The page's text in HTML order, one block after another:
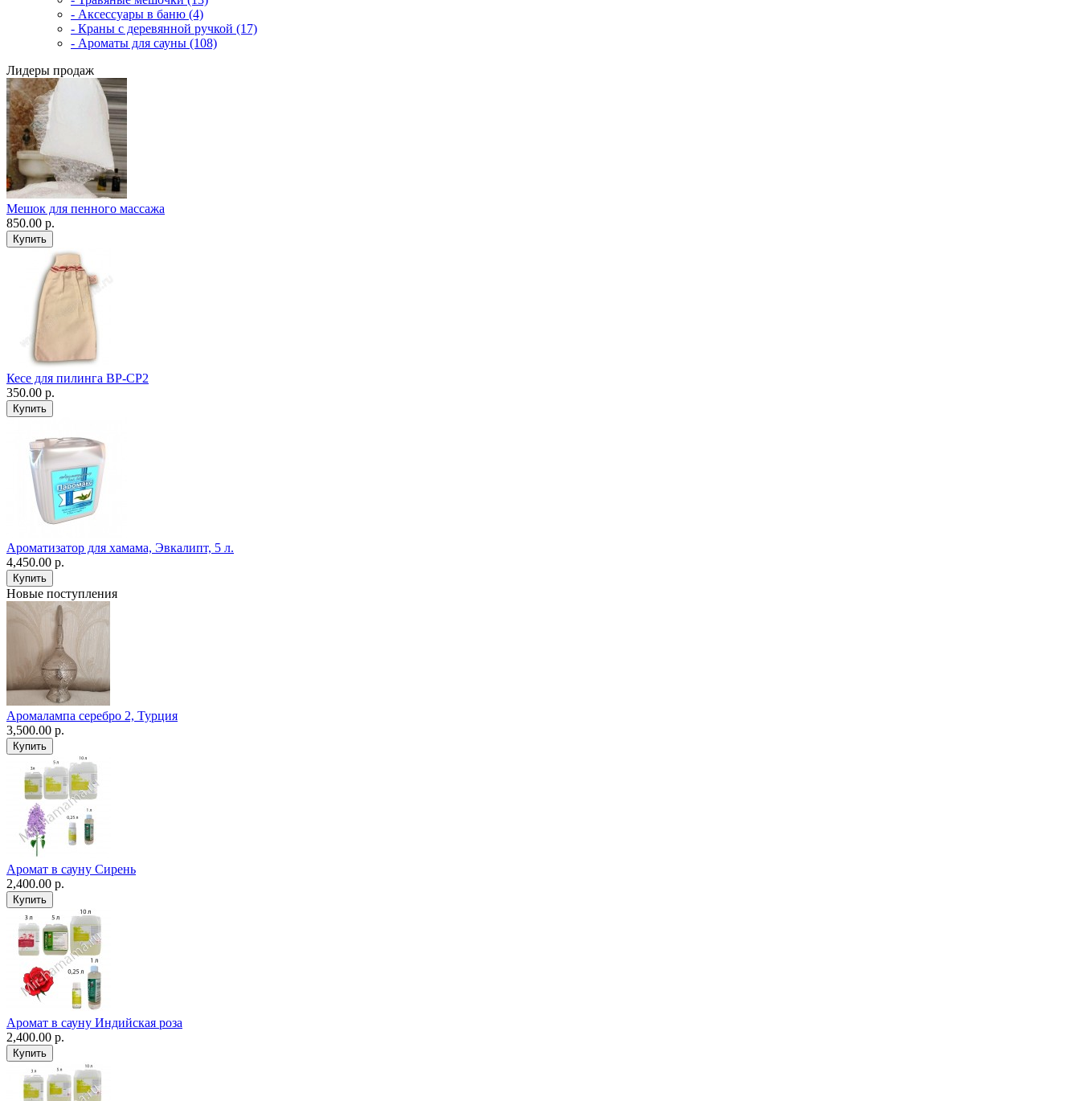
- Аксессуары в баню (4)
- Краны с деревянной ручкой (17)
- Ароматы для сауны (108)
Лидеры продаж
Мешок для пенного массажа
850.00 р.
Кесе для пилинга ВР-CP2
350.00 р.
Ароматизатор для хамама, Эвкалипт, 5 л.
4,450.00 р.
Новые поступления
Аромалампа серебро 2, Турция
3,500.00 р.
Аромат в сауну Сирень
2,400.00 р.
Аромат в сауну Индийская роза
2,400.00 р.